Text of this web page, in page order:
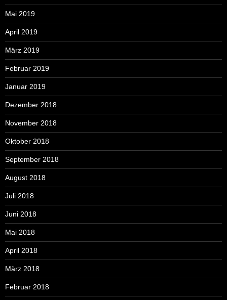
Mai 2019
April 2019
März 2019
Februar 2019
Januar 2019
Dezember 2018
November 2018
Oktober 2018
September 2018
August 2018
Juli 2018
Juni 2018
Mai 2018
April 2018
März 2018
Februar 2018